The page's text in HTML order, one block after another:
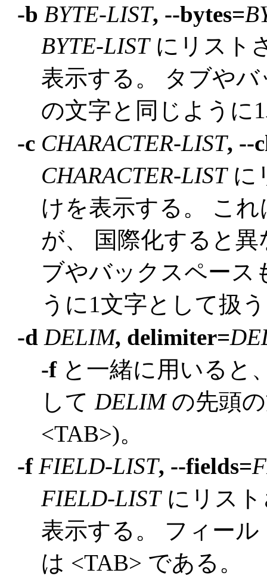
-b BYTE-LIST, --bytes=
BYTE-LISTにリスト
表示する。 タブや
の文字と同じように
-c CHARACTER-LIST, --
CHARACTER-LISTに
けを表示する。 こ
が、 国際化すると
ブやバックスペース
うに1文字として扱
-d DELIM, delimiter=
-fと一緒に用いると
してDELIMの先頭
<TAB>)。
-f FIELD-LIST, --fields=
FIELD-LISTにリスト
表示する。 フィー
は <TAB> である。